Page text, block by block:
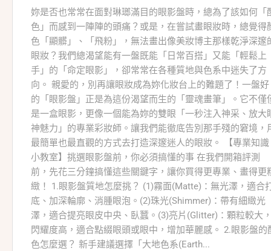
妳是否也常常在面對琳瑯滿目的眼影盤時，總為了該如何「
色」而感到一陣陣的頭痛？或是，在嘗試畫眼妝時，總覺得
色「顯髒」、「飛粉」，無法畫出像美妝博主那樣乾淨深邃
眼妝？我們總渴望能有一盤既能「日常百搭」又能「輕鬆上
手」的「命定眼影」，卻常常在各種質地與色系中迷失了方
向。 親愛的，別再讓眼妝成為妳化妝台上的難題了！一盤好
的「眼影盤」正是為這份渴望而生的「靈魂畫筆」。它不僅
是一盒眼影，更像一個能為妳的雙眼「一秒注入神采、放大
神魅力」的專業彩妝師。讓我們能徹底告別那手殘的窘境，
最簡單也最直觀的方式去打造深邃迷人的眼妝。 【專業知識
小教室】挑選眼影盤前，你必須搞懂的事 在我們開箱評測
前，先花三分鐘搞懂這些關鍵字，讓你買得更專業、畫得更
緻！ 1.眼影盤質地怎麼挑？ (1)霧面(Matte)：無光澤，適合
底、加深輪廓、消腫眼泡。(2)珠光(Shimmer)：帶有細緻光
澤，適合提亮眼皮中央、臥蠶。(3)亮片(Glitter)：顆粒較大
閃耀度高，適合點綴眼頭或眼中，增加華麗感。 2.眼影盤的
色怎麼選？ 新手建議選擇「大地色系(Earth...